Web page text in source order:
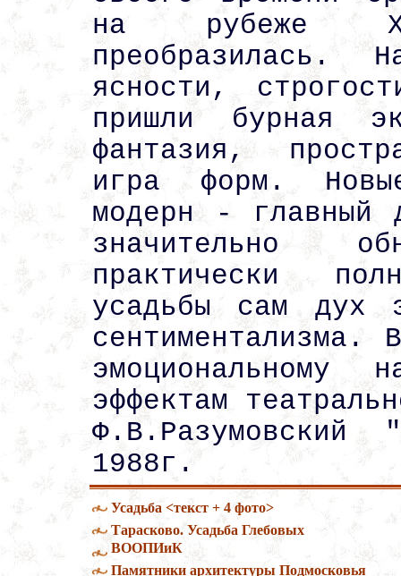
на рубеже
преобразилась.
ясности,
пришли бурная
фантазия,
игра форм.
модерн - главный
значительно
практически
усадьбы сам дух
сентиментализма.
эмоциональному
эффектам
1988г.
Усадьба <текст + 4 фото>
Тарасково. Усадьба Глебовых
ВООПИиК
Памятники архитектуры Подмосковья